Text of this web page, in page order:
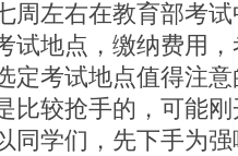
周左右在教育部考
试地点，缴纳费用
定考试地点值得注
比较抢手的，可能
同学们，先下手为